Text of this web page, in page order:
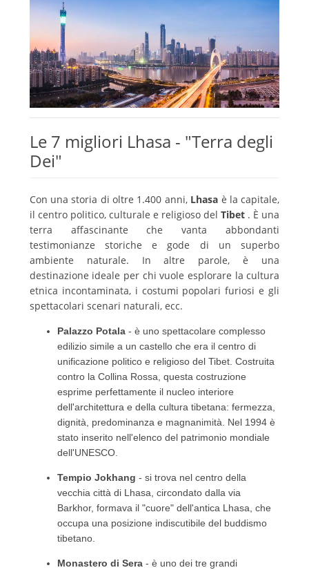
Le 7 migliori Lhasa - "Terra degli
Dei"
Con una storia di oltre 1.400 anni, Lhasa è la capitale,
il centro politico, culturale e religioso delTibet . È una
terra affascinante che vanta abbondanti
testimonianze storiche e gode di un superbo
ambiente naturale. In altre parole, è una
destinazione ideale per chi vuole esplorare la cultura
etnica incontaminata, i costumi popolari furiosi e gli
spettacolari scenari naturali, ecc.
Palazzo Potala - è uno spettacolare complesso
edilizio simile a un castello che era il centro di
unificazione politico e religioso del Tibet. Costruita
contro la Collina Rossa, questa costruzione
esprime perfettamente il nucleo interiore
dell'architettura e della cultura tibetana: fermezza,
dignità, predominanza e magnanimità. Nel 1994 è
stato inserito nell'elenco del patrimonio mondiale
dell'UNESCO.
Tempio Jokhang - si trova nel centro della
vecchia città di Lhasa, circondato dalla via
Barkhor, formava il "cuore" dell'antica Lhasa, che
occupa una posizione indiscutibile del buddismo
tibetano.
Monastero di Sera - è uno dei tre grandi